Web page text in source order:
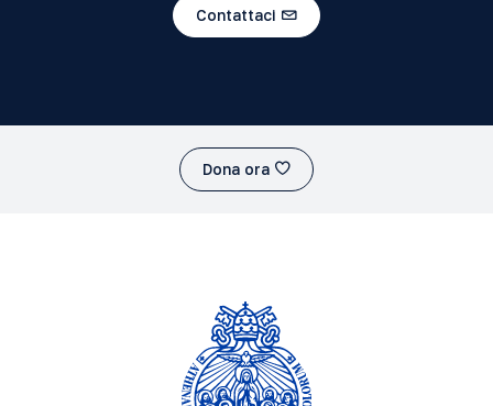
Contattaci
Dona ora